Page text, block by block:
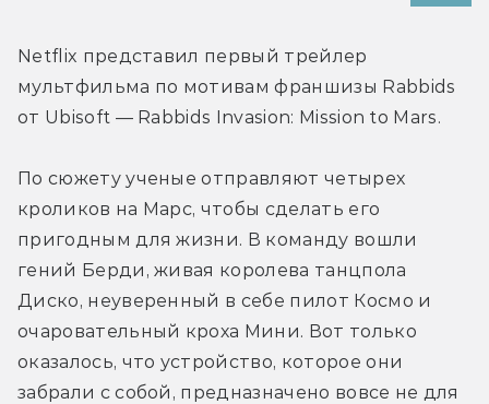
Netflix представил первый трейлер
мультфильма по мотивам франшизы Rabbids
от Ubisoft — Rabbids Invasion: Mission to Mars.
По сюжету ученые отправляют четырех
кроликов на Марс, чтобы сделать его
пригодным для жизни. В команду вошли
гений Берди, живая королева танцпола
Диско, неуверенный в себе пилот Космо и
очаровательный кроха Мини. Вот только
оказалось, что устройство, которое они
забрали с собой, предназначено вовсе не для